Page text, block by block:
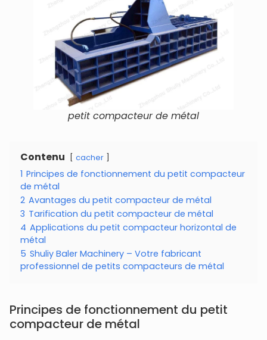
petit compacteur de métal
Contenu cacher
1 Principes de fonctionnement du petit compacteur
de métal
2 Avantages du petit compacteur de métal
3 Tarification du petit compacteur de métal
4 Applications du petit compacteur horizontal de
métal
5 Shuliy Baler Machinery – Votre fabricant
professionnel de petits compacteurs de métal
Principes de fonctionnement du petit
compacteur de métal